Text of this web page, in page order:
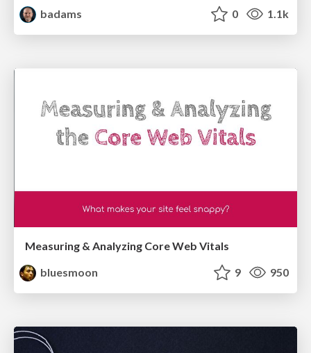
badams
0 1.1k
Measuring & Analyzing Core Web Vitals
bluesmoon
9 950